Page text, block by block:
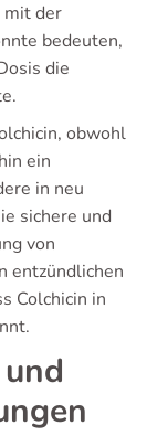
mit der
bedeuten,
die
obwohl
ein
in neu
sichere und
von
entzündlichen
Colchicin in